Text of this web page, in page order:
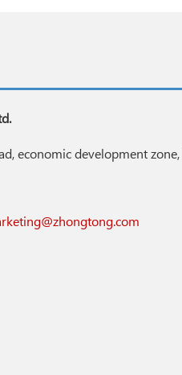
economic development